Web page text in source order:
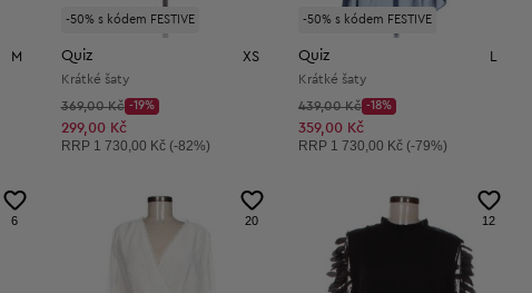
M
-50% s kódem FESTIVE
Quiz XS
Krátké šaty
Původní cena:
369,00 Kč
Discount Price:
-19%
Snížená cena:
299,00 Kč
Doporučená cena:
RRP 1 730,00 Kč (-82%)
-50% s kódem FESTIVE
Quiz
Krátké šaty
Původní cena:
439,00 Kč
Discount Price:
-18%
Snížená cena:
359,00 Kč
Doporučená cena:
RRP 1 730,00 Kč (-79%)
6 20 12